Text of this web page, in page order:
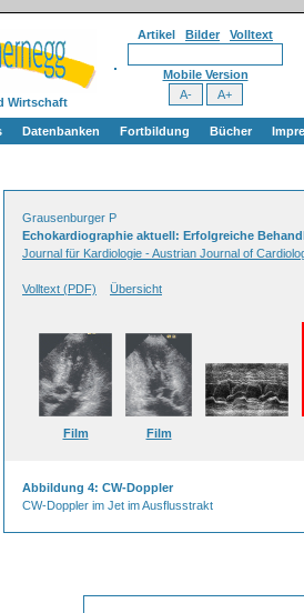
Wirtschaft
Artikel Bilder Volltext
Mobile Version
Datenbanken Fortbildung Bücher
Grausenburger P
Echokardiographie aktuell: Erfolgreiche
Journal für Kardiologie - Austrian Journal of
Volltext (PDF) Übersicht
Film Film
Abbildung 4: CW-Doppler
CW-Doppler im Jet im Ausflusstrakt